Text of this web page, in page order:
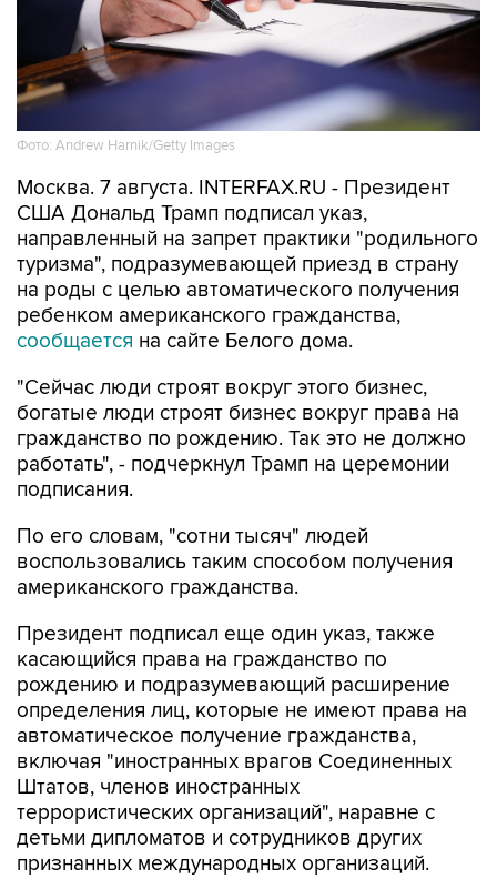
Фото: Andrew Harnik/Getty Images
Москва. 7 августа. INTERFAX.RU - Президент
США Дональд Трамп подписал указ,
направленный на запрет практики "родильного
туризма", подразумевающей приезд в страну
на роды с целью автоматического получения
ребенком американского гражданства,
сообщается на сайте Белого дома.
"Сейчас люди строят вокруг этого бизнес,
богатые люди строят бизнес вокруг права на
гражданство по рождению. Так это не должно
работать", - подчеркнул Трамп на церемонии
подписания.
По его словам, "сотни тысяч" людей
воспользовались таким способом получения
американского гражданства.
Президент подписал еще один указ, также
касающийся права на гражданство по
рождению и подразумевающий расширение
определения лиц, которые не имеют права на
автоматическое получение гражданства,
включая "иностранных врагов Соединенных
Штатов, членов иностранных
террористических организаций", наравне с
детьми дипломатов и сотрудников других
признанных международных организаций.